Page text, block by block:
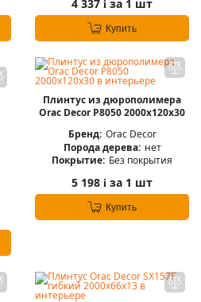
4 337 i за 1 шт
Купить
Плинтус из дюрополимера
Orac Decor P8050 2000х120х30
Бренд: Orac Decor
Порода дерева: нет
Покрытие: Без покрытия
5 198 i за 1 шт
Купить